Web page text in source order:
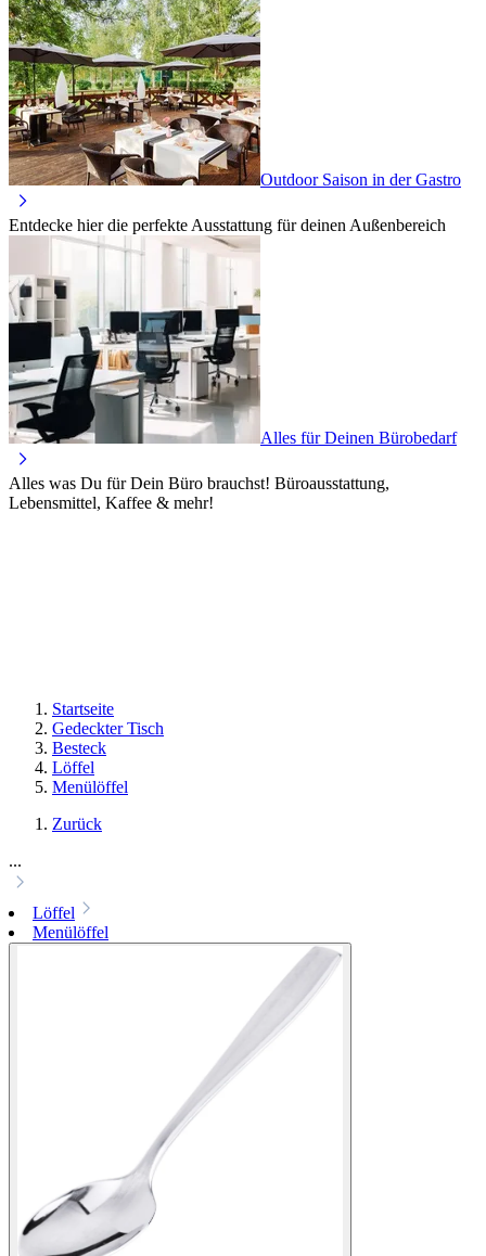
Outdoor Saison in der Gastro
Entdecke hier die perfekte Ausstattung für deinen Außenbereich
Alles für Deinen Bürobedarf
Alles was Du für Dein Büro brauchst! Büroausstattung,
Lebensmittel, Kaffee & mehr!
Startseite
Gedeckter Tisch
Besteck
Löffel
Menülöffel
Zurück
...
Löffel
Menülöffel